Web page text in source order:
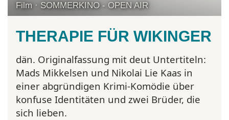
Film · SOMMERKINO - OPEN AIR
THERAPIE FÜR WIKINGER
dän. Originalfassung mit deut Untertiteln:
Mads Mikkelsen und Nikolai Lie Kaas in
einer abgründigen Krimi-Komödie über
konfuse Identitäten und zwei Brüder, die
sich lieben.